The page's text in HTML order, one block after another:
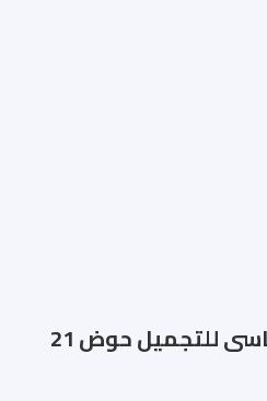
للتجميل حوض 21